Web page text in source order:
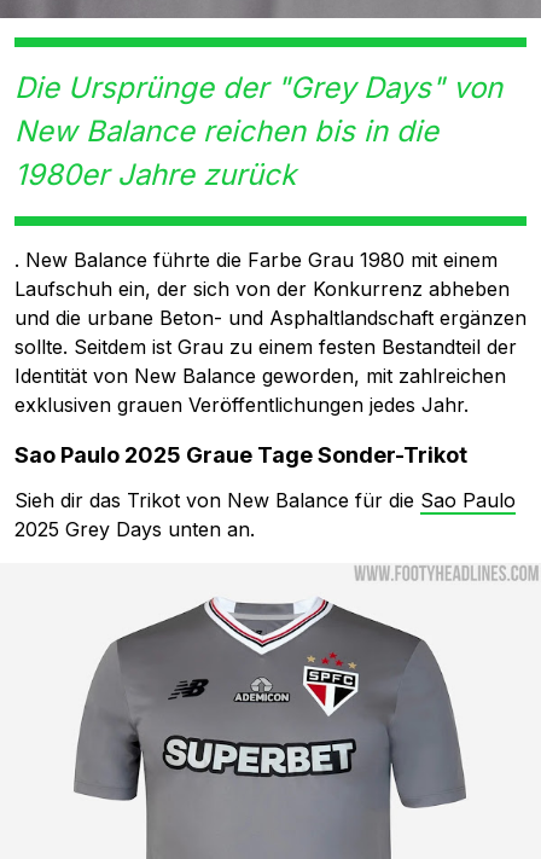
Die Ursprünge der "Grey Days" von
New Balance reichen bis in die
1980er Jahre zurück
. New Balance führte die Farbe Grau 1980 mit einem
Laufschuh ein, der sich von der Konkurrenz abheben
und die urbane Beton- und Asphaltlandschaft ergänzen
sollte. Seitdem ist Grau zu einem festen Bestandteil der
Identität von New Balance geworden, mit zahlreichen
exklusiven grauen Veröffentlichungen jedes Jahr.
Sao Paulo 2025 Graue Tage Sonder-Trikot
Sieh dir das Trikot von New Balance für die Sao Paulo
2025 Grey Days unten an.